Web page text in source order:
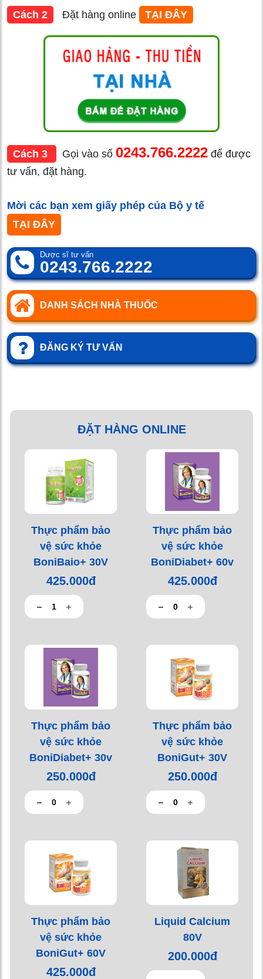
Cách 2 Đặt hàng online TẠI ĐÂY
Cách 3 Gọi vào số 0243.766.2222 để được
tư vấn, đặt hàng.
Mời các bạn xem giấy phép của Bộ y tế
TẠI ĐÂY
Dược sĩ tư vấn
0243.766.2222
DANH SÁCH NHÀ THUỐC
ĐĂNG KÝ TƯ VẤN
ĐẶT HÀNG ONLINE
Thực phẩm bảo
vệ sức khỏe
BoniBaio+ 30V
425.000đ
Thực phẩm bảo
vệ sức khỏe
BoniDiabet+ 60v
425.000đ
Thực phẩm bảo
vệ sức khỏe
BoniDiabet+ 30v
250.000đ
Thực phẩm bảo
vệ sức khỏe
BoniGut+ 30V
250.000đ
Thực phẩm bảo
vệ sức khỏe
BoniGut+ 60V
425.000đ
Liquid Calcium
80V
200.000đ